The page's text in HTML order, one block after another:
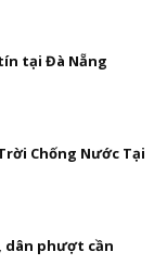
tại Đà Nẵng
Chống Nước Tại
dân phượt cần